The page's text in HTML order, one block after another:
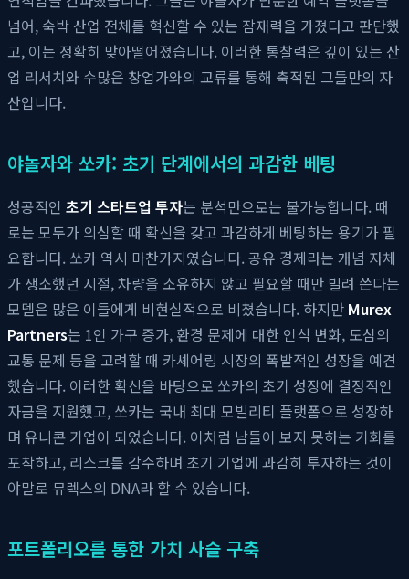
넘어, 숙박 산업 전체를 혁신할 수 있는 잠재력을 가졌다고 판단했
고, 이는 정확히 맞아떨어졌습니다. 이러한 통찰력은 깊이 있는 산
업 리서치와 수많은 창업가와의 교류를 통해 축적된 그들만의 자
산입니다.
야놀자와 쏘카: 초기 단계에서의 과감한 베팅
성공적인 초기 스타트업 투자는 분석만으로는 불가능합니다. 때
로는 모두가 의심할 때 확신을 갖고 과감하게 베팅하는 용기가 필
요합니다. 쏘카 역시 마찬가지였습니다. 공유 경제라는 개념 자체
가 생소했던 시절, 차량을 소유하지 않고 필요할 때만 빌려 쓴다는
모델은 많은 이들에게 비현실적으로 비쳤습니다. 하지만 Murex
Partners는 1인 가구 증가, 환경 문제에 대한 인식 변화, 도심의
교통 문제 등을 고려할 때 카셰어링 시장의 폭발적인 성장을 예견
했습니다. 이러한 확신을 바탕으로 쏘카의 초기 성장에 결정적인
자금을 지원했고, 쏘카는 국내 최대 모빌리티 플랫폼으로 성장하
며 유니콘 기업이 되었습니다. 이처럼 남들이 보지 못하는 기회를
포착하고, 리스크를 감수하며 초기 기업에 과감히 투자하는 것이
야말로 뮤렉스의 DNA라 할 수 있습니다.
포트폴리오를 통한 가치 사슬 구축